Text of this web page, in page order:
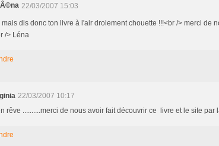
22/03/2007 15:03
mais dis donc ton livre à l'air drolement chouette !!!<br /> merci de
/> Léna
22/03/2007 10:17
rêve ..........merci de nous avoir fait découvrir ce livre et le site par